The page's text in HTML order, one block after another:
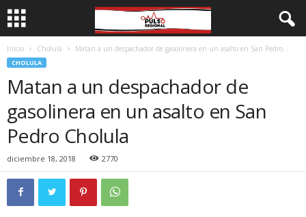
Inicio Cholula Matan a un despachador de gasolinera en un asalto en San Pedro...
CHOLULA
Matan a un despachador de
gasolinera en un asalto en San
Pedro Cholula
diciembre 18, 2018 2770